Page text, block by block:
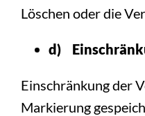
Löschen oder die
d)
Einschränkung der
Markierung